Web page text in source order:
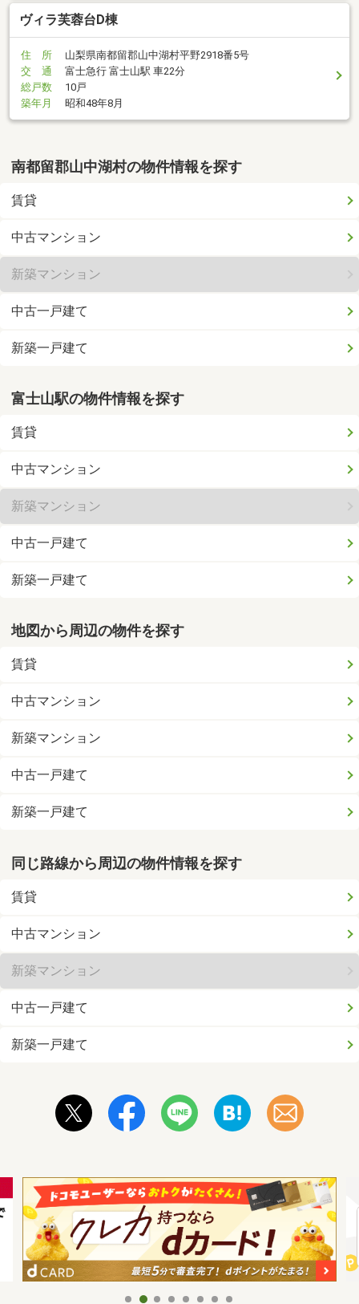
ヴィラ芙蓉台D棟
住 所
山梨県南都留郡山中湖村平野2918番5号
交 通
富士急行 富士山駅 車22分
総戸数
10戸
築年月
昭和48年8月
南都留郡山中湖村の物件情報を探す
賃貸
中古マンション
新築マンション
中古一戸建て
新築一戸建て
富士山駅の物件情報を探す
賃貸
中古マンション
新築マンション
中古一戸建て
新築一戸建て
地図から周辺の物件を探す
賃貸
中古マンション
新築マンション
中古一戸建て
新築一戸建て
同じ路線から周辺の物件情報を探す
賃貸
中古マンション
新築マンション
中古一戸建て
新築一戸建て